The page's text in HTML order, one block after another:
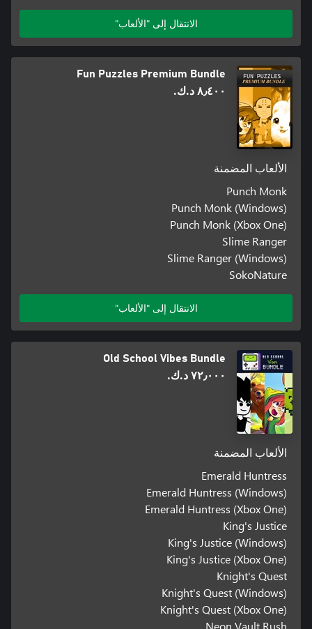
الانتقال إلى "الألعاب"
Fun Puzzles Premium Bundle
٨٫٤٠٠ د.ك.‏
الألعاب المضمنة
Punch Monk
Punch Monk (Windows)
Punch Monk (Xbox One)
Slime Ranger
Slime Ranger (Windows)
SokoNature
الانتقال إلى "الألعاب"
Old School Vibes Bundle
٧٢٫٠٠٠ د.ك.‏
الألعاب المضمنة
Emerald Huntress
Emerald Huntress (Windows)
Emerald Huntress (Xbox One)
King's Justice
King's Justice (Windows)
King's Justice (Xbox One)
Knight's Quest
Knight's Quest (Windows)
Knight's Quest (Xbox One)
Neon Vault Rush